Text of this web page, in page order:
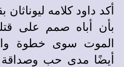
أكد داود كلامه
بأن أباه صمم على
الموت سوى خطوة
أيضًا مدى حب وصداقة